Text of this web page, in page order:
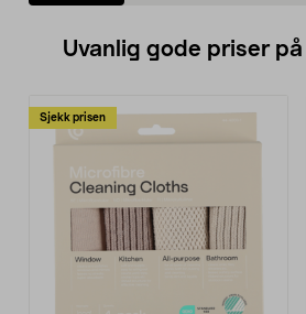
Uvanlig gode priser
Sjekk prisen